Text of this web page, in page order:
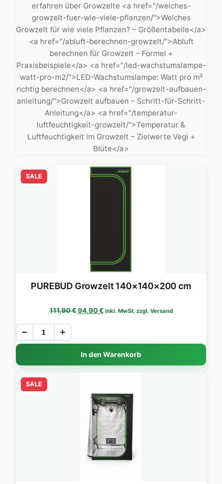
erfahren über Growzelte <a href="/welches-
growzelt-fuer-wie-viele-pflanzen/">Welches
Growzelt für wie viele Pflanzen? – Größentabelle</a>
<a href="/abluft-berechnen-growzelt/">Abluft
berechnen für Growzelt – Formel +
Praxisbeispiele</a> <a href="/led-wachstumslampe-
watt-pro-m2/">LED-Wachstumslampe: Watt pro m²
richtig berechnen</a> <a href="/growzelt-aufbauen-
anleitung/">Growzelt aufbauen – Schritt-für-Schritt-
Anleitung</a> <a href="/temperatur-
luftfeuchtigkeit-growzelt/">Temperatur &
Luftfeuchtigkeit im Growzelt – Zielwerte Vegi +
Blüte</a>
SALE
PUREBUD Growzelt 140×140×200 cm
111,90€ Ursprünglicher Preis war: 111,90 €
94,90€Aktueller Preis ist: 94,90 €.
inkl. MwSt. zzgl. Versand
− +
In den Warenkorb
SALE